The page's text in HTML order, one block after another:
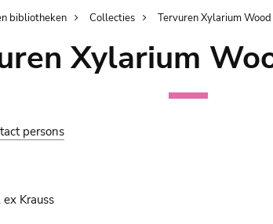
bibliotheken Collecties Tervuren Xylarium
Xylarium
persons
ex Krauss